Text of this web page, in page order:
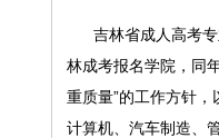
吉林省成人高考专
林成考报名学院，同
重质量”的工作方针
计算机、汽车制造、